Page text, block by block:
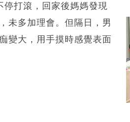
打滾，回家後媽媽發現
未多加理會。但隔日，男
變大，用手摸時感覺表面